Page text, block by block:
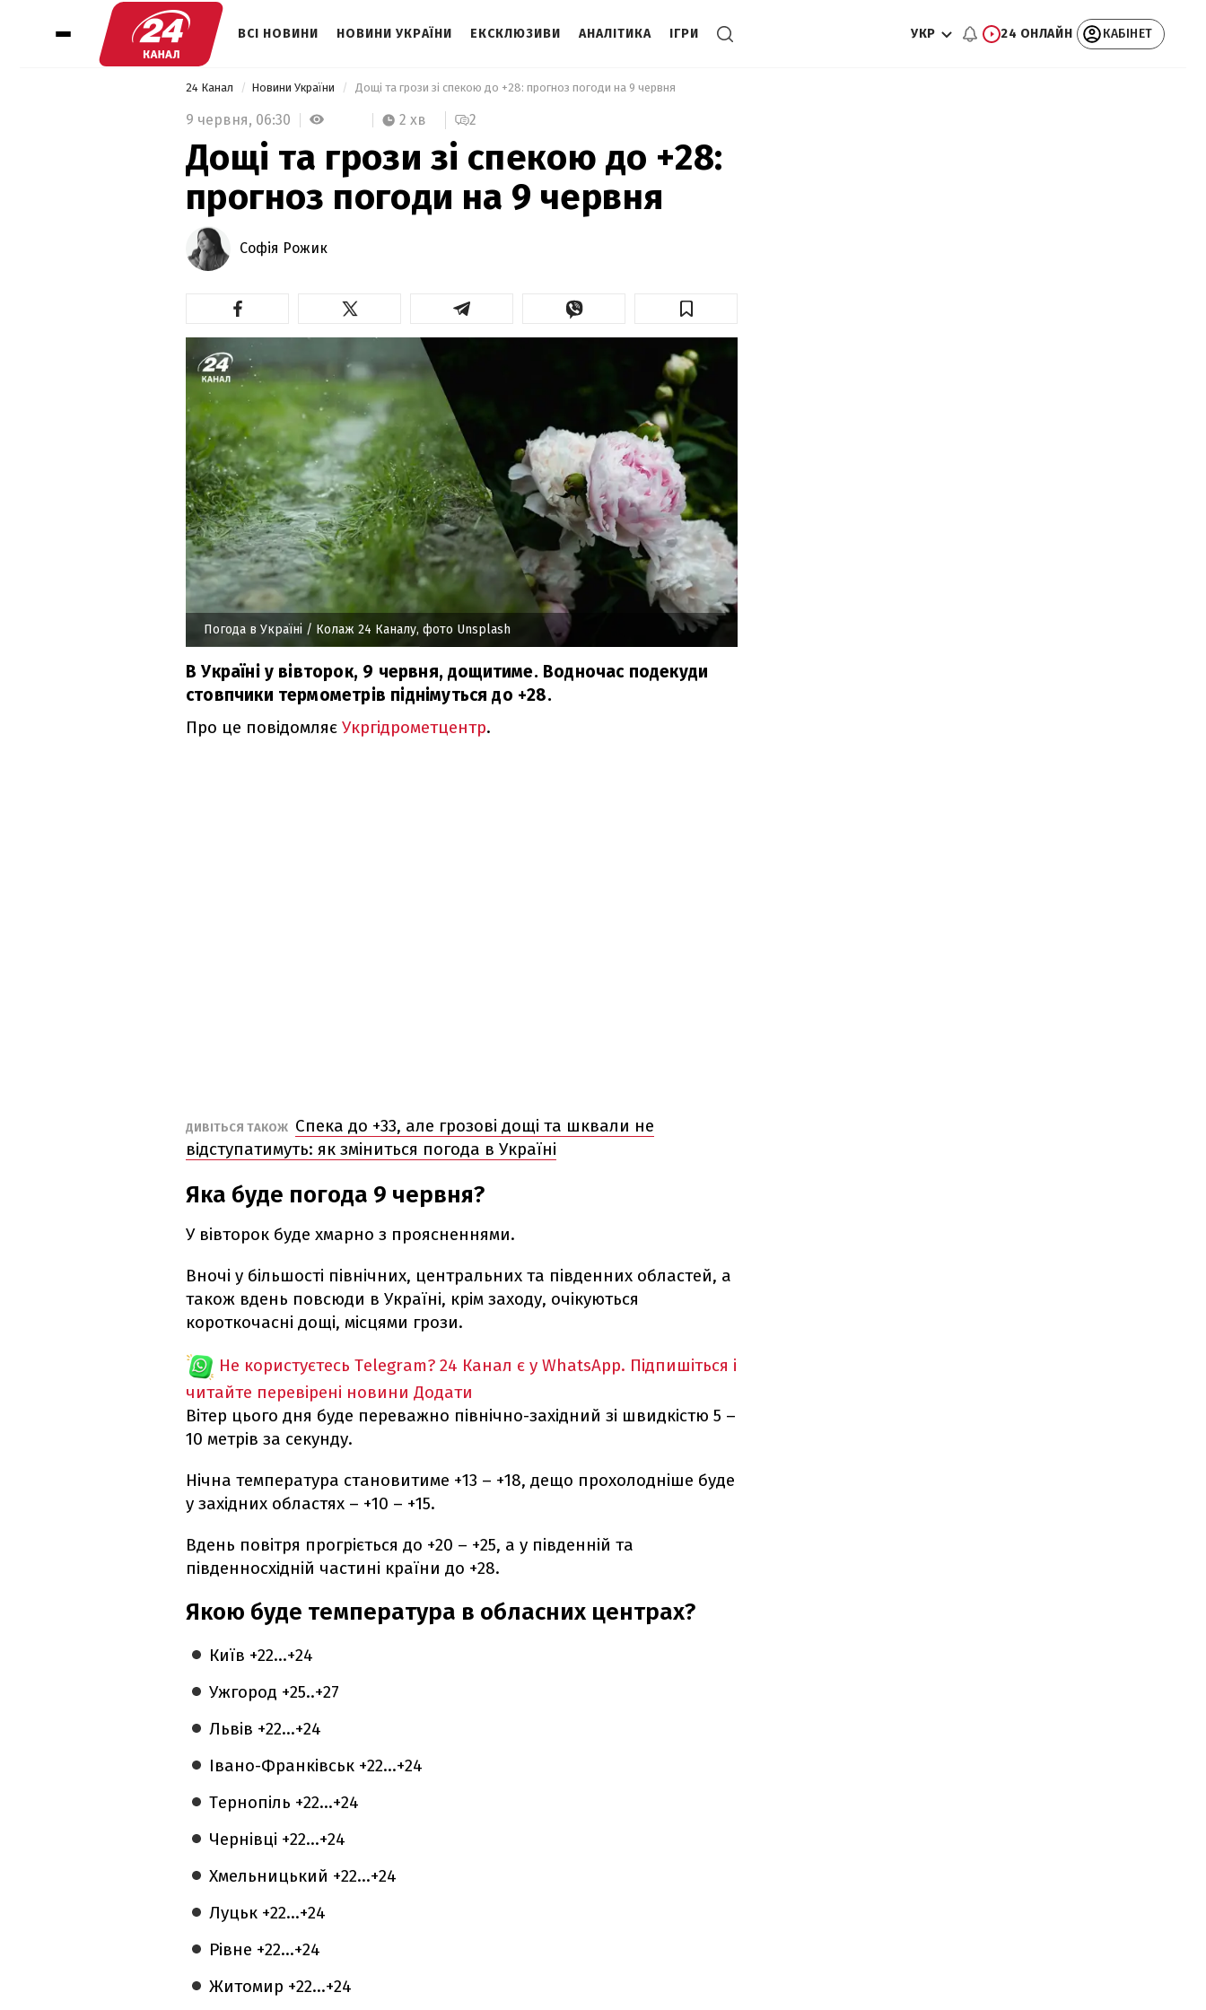
ВСІ НОВИНИ НОВИНИ УКРАЇНИ ЕКСКЛЮЗИВИ АНАЛІТИКА ІГРИ УКР 24 ОНЛАЙН КАБІНЕТ
24 Канал Новини України Дощі та грози зі спекою до +28: прогноз погоди на 9 червня
9 червня, 06:30 2 хв 2
Дощі та грози зі спекою до +28:
прогноз погоди на 9 червня
Софія Рожик
Погода в Україні / Колаж 24 Каналу, фото Unsplash
В Україні у вівторок, 9 червня, дощитиме. Водночас подекуди
стовпчики термометрів піднімуться до +28.
Про це повідомляє Укргідрометцентр.
ДИВІТЬСЯ ТАКОЖ Спека до +33, але грозові дощі та шквали не
відступатимуть: як зміниться погода в Україні
Яка буде погода 9 червня?
У вівторок буде хмарно з проясненнями.
Вночі у більшості північних, центральних та південних областей, а
також вдень повсюди в Україні, крім заходу, очікуються
короткочасні дощі, місцями грози.
Не користуєтесь Telegram? 24 Канал є у WhatsApp. Підпишіться і
читайте перевірені новини Додати
Вітер цього дня буде переважно північно-західний зі швидкістю 5 –
10 метрів за секунду.
Нічна температура становитиме +13 – +18, дещо прохолодніше буде
у західних областях – +10 – +15.
Вдень повітря прогріється до +20 – +25, а у південній та
південносхідній частині країни до +28.
Якою буде температура в обласних центрах?
Київ +22...+24
Ужгород +25..+27
Львів +22...+24
Івано-Франківськ +22...+24
Тернопіль +22...+24
Чернівці +22...+24
Хмельницький +22...+24
Луцьк +22...+24
Рівне +22...+24
Житомир +22...+24